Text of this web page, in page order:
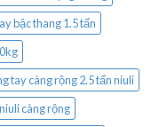
bậc thang 1.5 tấn
tay càng rộng 2.5 tấn niuli
càng rộng